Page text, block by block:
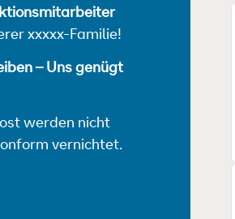
xxxxx-Familie!
– Uns genügt
werden nicht
vernichtet.